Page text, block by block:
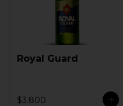
Royal Guard
$3.800